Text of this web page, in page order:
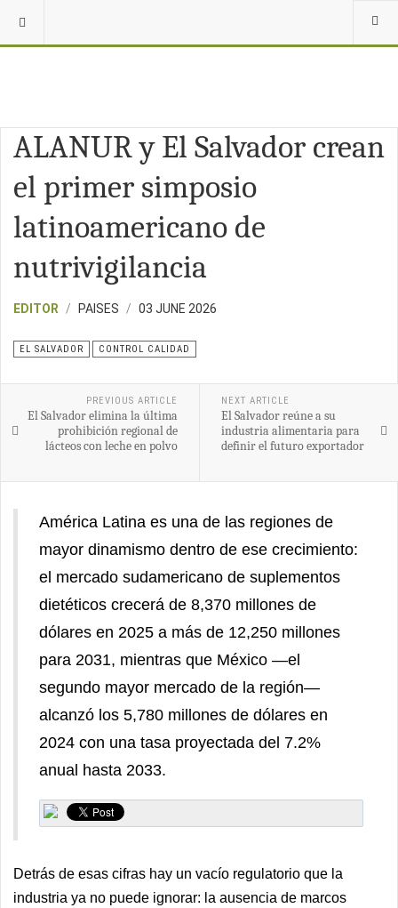
ALANUR y El Salvador crean
el primer simposio
latinoamericano de
nutrivigilancia
EDITOR PAISES 03 JUNE 2026
EL SALVADOR CONTROL CALIDAD
PREVIOUS ARTICLE
El Salvador elimina la última
prohibición regional de
lácteos con leche en polvo
NEXT ARTICLE
El Salvador reúne a su
industria alimentaria para
definir el futuro exportador
América Latina es una de las regiones de
mayor dinamismo dentro de ese crecimiento:
el mercado sudamericano de suplementos
dietéticos crecerá de 8,370 millones de
dólares en 2025 a más de 12,250 millones
para 2031, mientras que México —el
segundo mayor mercado de la región—
alcanzó los 5,780 millones de dólares en
2024 con una tasa proyectada del 7.2%
anual hasta 2033.
Detrás de esas cifras hay un vacío regulatorio que la
industria ya no puede ignorar: la ausencia de marcos